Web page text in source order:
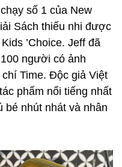
số 1 của New
Sách thiếu nhi được
’Choice. Jeff đã
người có ảnh
Time. Độc giả Việt
phẩm nổi tiếng nhất
bé nhút nhát và nhân